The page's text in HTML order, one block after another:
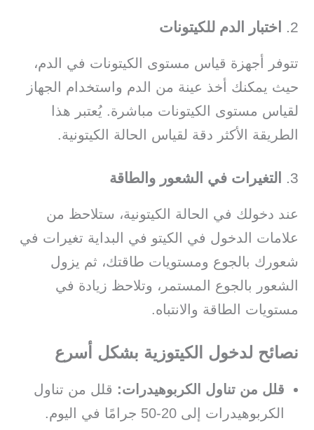
2. اختبار الدم للكيتونات
تتوفر أجهزة قياس مستوى الكيتونات في الدم،
حيث يمكنك أخذ عينة من الدم واستخدام الجهاز
لقياس مستوى الكيتونات مباشرة. يُعتبر هذا
الطريقة الأكثر دقة لقياس الحالة الكيتونية.
3. التغيرات في الشعور والطاقة
عند دخولك في الحالة الكيتونية، ستلاحظ من
علامات الدخول في الكيتو في البداية تغيرات في
شعورك بالجوع ومستويات طاقتك، ثم يزول
الشعور بالجوع المستمر، وتلاحظ زيادة في
مستويات الطاقة والانتباه.
نصائح لدخول الكيتوزية بشكل أسرع
قلل من تناول الكربوهيدرات: قلل من تناول
الكربوهيدرات إلى 20-50 جرامًا في اليوم.